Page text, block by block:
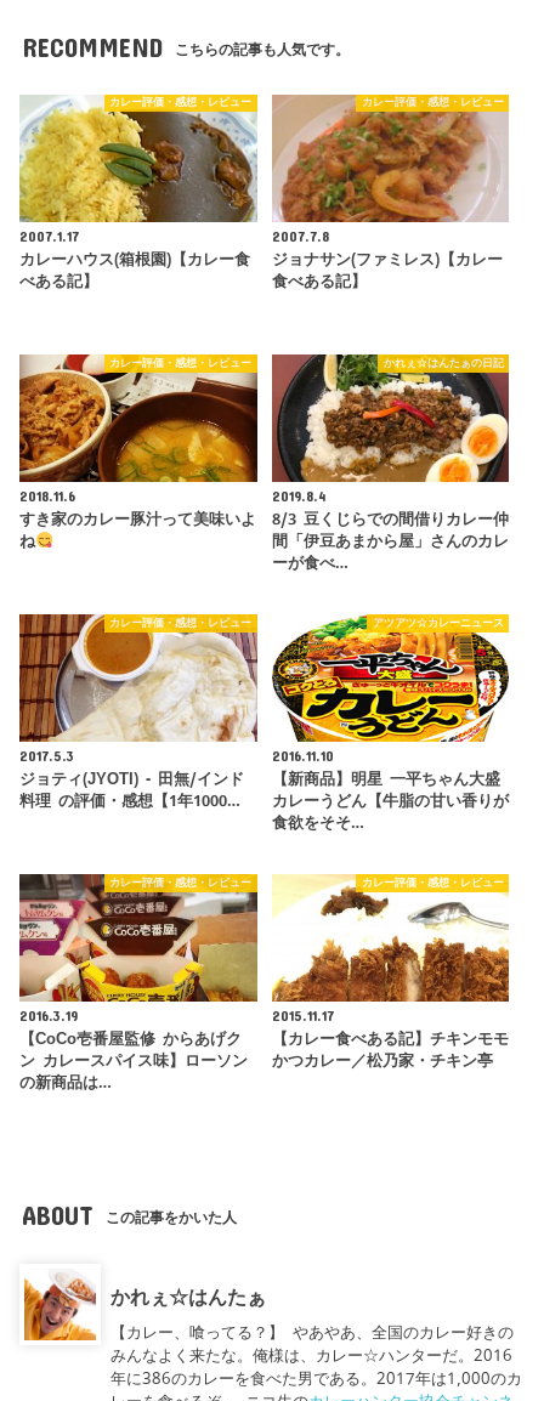
RECOMMEND こちらの記事も人気です。
カレー評価・感想・レビュー
2007.1.17
カレーハウス(箱根園)【カレー食
べある記】
カレー評価・感想・レビュー
2007.7.8
ジョナサン(ファミレス)【カレー
食べある記】
カレー評価・感想・レビュー
2018.11.6
すき家のカレー豚汁って美味いよ
ね
かれぇ☆はんたぁの日記
2019.8.4
8/3 豆くじらでの間借りカレー仲
間「伊豆あまから屋」さんのカレ
ーが食べ…
カレー評価・感想・レビュー
2017.5.3
ジョティ(JYOTI) - 田無/インド
料理 の評価・感想【1年1000…
アツアツ☆カレーニュース
2016.11.10
【新商品】明星 一平ちゃん大盛
カレーうどん【牛脂の甘い香りが
食欲をそそ…
カレー評価・感想・レビュー
2016.3.19
【CoCo壱番屋監修 からあげク
ン カレースパイス味】ローソン
の新商品は…
カレー評価・感想・レビュー
2015.11.17
【カレー食べある記】チキンモモ
かつカレー／松乃家・チキン亭
ABOUT この記事をかいた人
かれぇ☆はんたぁ
【カレー、喰ってる？】 やあやあ、全国のカレー好きの
みんなよく来たな。俺様は、カレー☆ハンターだ。2016
年に386のカレーを食べた男である。2017年は1,000のカ